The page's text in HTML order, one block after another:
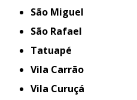
São Miguel
São Rafael
Tatuapé
Vila Carrão
Vila Curuçá